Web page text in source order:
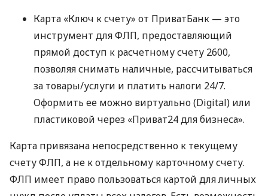
Карта «Ключ к счету» от ПриватБанк — это
инструмент для ФЛП, предоставляющий
прямой доступ к расчетному счету 2600,
позволяя снимать наличные, рассчитываться
за товары/услуги и платить налоги 24/7.
Оформить ее можно виртуально (Digital) или
пластиковой через «Приват24 для бизнеса».
Карта привязана непосредственно к текущему
счету ФЛП, а не к отдельному карточному счету.
ФЛП имеет право пользоваться картой для личных